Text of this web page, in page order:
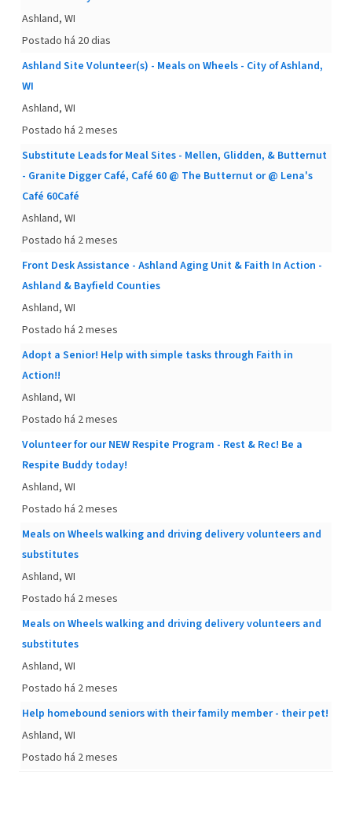
Ashland, WI
Postado há 20 dias
Ashland Site Volunteer(s) - Meals on Wheels - City of Ashland,
WI
Ashland, WI
Postado há 2 meses
Substitute Leads for Meal Sites - Mellen, Glidden, & Butternut
- Granite Digger Café, Café 60 @ The Butternut or @ Lena's
Café 60Café
Ashland, WI
Postado há 2 meses
Front Desk Assistance - Ashland Aging Unit & Faith In Action -
Ashland & Bayfield Counties
Ashland, WI
Postado há 2 meses
Adopt a Senior! Help with simple tasks through Faith in
Action!!
Ashland, WI
Postado há 2 meses
Volunteer for our NEW Respite Program - Rest & Rec! Be a
Respite Buddy today!
Ashland, WI
Postado há 2 meses
Meals on Wheels walking and driving delivery volunteers and
substitutes
Ashland, WI
Postado há 2 meses
Meals on Wheels walking and driving delivery volunteers and
substitutes
Ashland, WI
Postado há 2 meses
Help homebound seniors with their family member - their pet!
Ashland, WI
Postado há 2 meses